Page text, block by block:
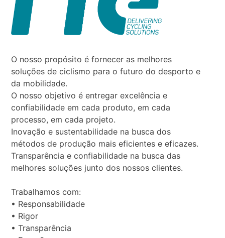
O nosso propósito é fornecer as melhores
soluções de ciclismo para o futuro do desporto e
da mobilidade.
O nosso objetivo é entregar excelência e
confiabilidade em cada produto, em cada
processo, em cada projeto.
Inovação e sustentabilidade na busca dos
métodos de produção mais eficientes e eficazes.
Transparência e confiabilidade na busca das
melhores soluções junto dos nossos clientes.
Trabalhamos com:
• Responsabilidade
• Rigor
• Transparência